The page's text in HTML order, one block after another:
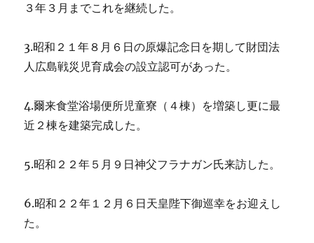
３年３月までこれを継続した。
3.昭和２１年８月６日の原爆記念日を期して財団法
人広島戦災児育成会の設立認可があった。
4.爾来食堂浴場便所児童寮（４棟）を増築し更に最
近２棟を建築完成した。
5.昭和２２年５月９日神父フラナガン氏来訪した。
6.昭和２２年１２月６日天皇陛下御巡幸をお迎えし
た。